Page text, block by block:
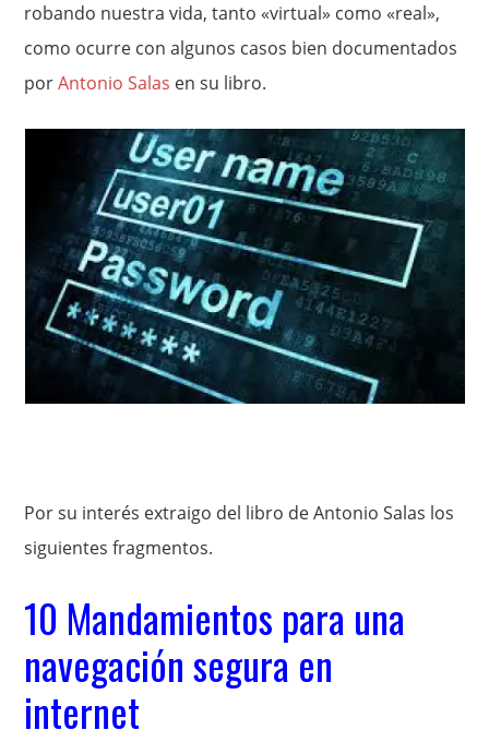
robando nuestra vida, tanto «virtual» como «real»,
como ocurre con algunos casos bien documentados
porAntonio Salas en su libro.
Por su interés extraigo del libro de Antonio Salas los
siguientes fragmentos.
10 Mandamientos para una
navegación segura en
internet